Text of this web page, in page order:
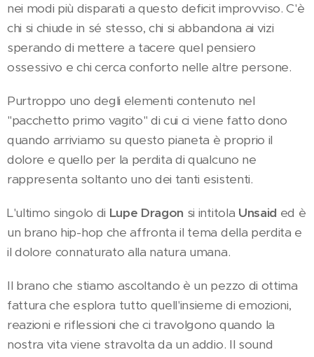
nei modi più disparati a questo deficit improvviso. C'è
chi si chiude in sé stesso, chi si abbandona ai vizi
sperando di mettere a tacere quel pensiero
ossessivo e chi cerca conforto nelle altre persone.
Purtroppo uno degli elementi contenuto nel
"pacchetto primo vagito" di cui ci viene fatto dono
quando arriviamo su questo pianeta è proprio il
dolore e quello per la perdita di qualcuno ne
rappresenta soltanto uno dei tanti esistenti.
L'ultimo singolo di Lupe Dragon si intitola Unsaid ed è
un brano hip-hop che affronta il tema della perdita e
il dolore connaturato alla natura umana.
Il brano che stiamo ascoltando è un pezzo di ottima
fattura che esplora tutto quell'insieme di emozioni,
reazioni e riflessioni che ci travolgono quando la
nostra vita viene stravolta da un addio. Il sound